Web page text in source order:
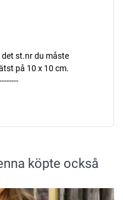
det st.nr du måste
på 10 x 10 cm.
köpte också